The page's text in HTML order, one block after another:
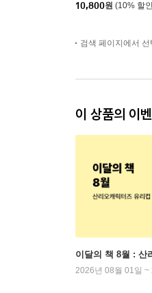
10,800원 (10% 할
검색 페이지에서
이 상품의 이
이달의 책 8월 : 산
2026년 08월 01일 ~